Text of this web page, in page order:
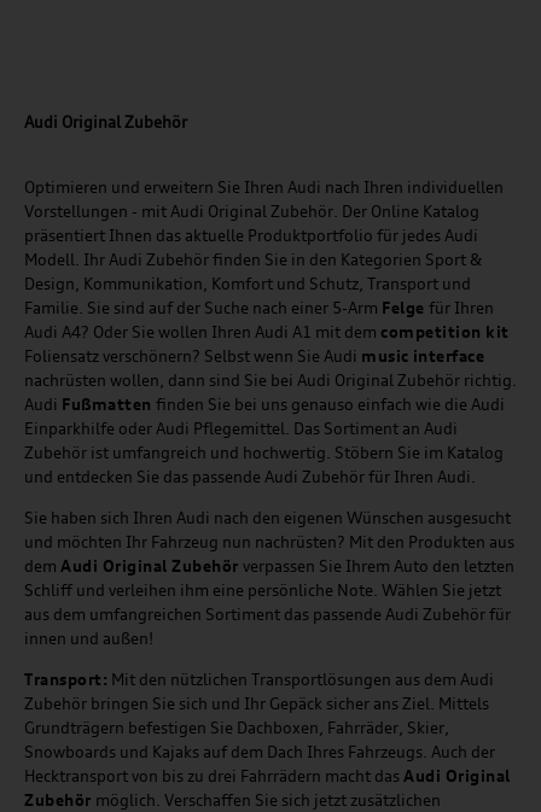
Audi Original Zubehör
Optimieren und erweitern Sie Ihren Audi nach Ihren individuellen
Vorstellungen - mit Audi Original Zubehör. Der Online Katalog
präsentiert Ihnen das aktuelle Produktportfolio für jedes Audi
Modell. Ihr Audi Zubehör finden Sie in den Kategorien Sport &
Design, Kommunikation, Komfort und Schutz, Transport und
Familie. Sie sind auf der Suche nach einer 5-Arm Felge für Ihren
Audi A4? Oder Sie wollen Ihren Audi A1 mit dem competition kit
Foliensatz verschönern? Selbst wenn Sie Audi music interface
nachrüsten wollen, dann sind Sie bei Audi Original Zubehör richtig.
Audi Fußmatten finden Sie bei uns genauso einfach wie die Audi
Einparkhilfe oder Audi Pflegemittel. Das Sortiment an Audi
Zubehör ist umfangreich und hochwertig. Stöbern Sie im Katalog
und entdecken Sie das passende Audi Zubehör für Ihren Audi.
Sie haben sich Ihren Audi nach den eigenen Wünschen ausgesucht
und möchten Ihr Fahrzeug nun nachrüsten? Mit den Produkten aus
dem Audi Original Zubehör verpassen Sie Ihrem Auto den letzten
Schliff und verleihen ihm eine persönliche Note. Wählen Sie jetzt
aus dem umfangreichen Sortiment das passende Audi Zubehör für
innen und außen!
Transport: Mit den nützlichen Transportlösungen aus dem Audi
Zubehör bringen Sie sich und Ihr Gepäck sicher ans Ziel. Mittels
Grundträgern befestigen Sie Dachboxen, Fahrräder, Skier,
Snowboards und Kajaks auf dem Dach Ihres Fahrzeugs. Auch der
Hecktransport von bis zu drei Fahrrädern macht das Audi Original
Zubehör möglich. Verschaffen Sie sich jetzt zusätzlichen